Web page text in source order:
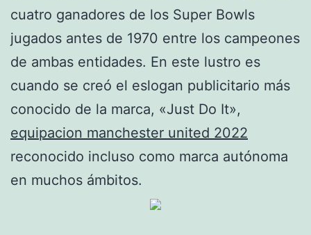
cuatro ganadores de los Super Bowls
jugados antes de 1970 entre los campeones
de ambas entidades. En este lustro es
cuando se creó el eslogan publicitario más
conocido de la marca, «Just Do It»,
equipacion manchester united 2022
reconocido incluso como marca autónoma
en muchos ámbitos.